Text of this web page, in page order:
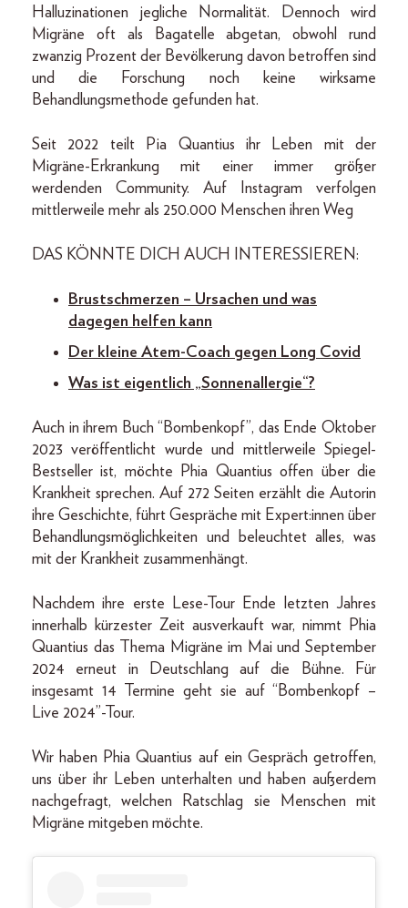
Halluzinationen jegliche Normalität. Dennoch wird
Migräne oft als Bagatelle abgetan, obwohl rund
zwanzig Prozent der Bevölkerung davon betroffen sind
und die Forschung noch keine wirksame
Behandlungsmethode gefunden hat.
Seit 2022 teilt Pia Quantius ihr Leben mit der
Migräne-Erkrankung mit einer immer größer
werdenden Community. Auf Instagram verfolgen
mittlerweile mehr als 250.000 Menschen ihren Weg
DAS KÖNNTE DICH AUCH INTERESSIEREN:
Brustschmerzen – Ursachen und was
dagegen helfen kann
Der kleine Atem-Coach gegen Long Covid
Was ist eigentlich „Sonnenallergie“?
Auch in ihrem Buch “Bombenkopf”, das Ende Oktober
2023 veröffentlicht wurde und mittlerweile Spiegel-
Bestseller ist, möchte Phia Quantius offen über die
Krankheit sprechen. Auf 272 Seiten erzählt die Autorin
ihre Geschichte, führt Gespräche mit Expert:innen über
Behandlungsmöglichkeiten und beleuchtet alles, was
mit der Krankheit zusammenhängt.
Nachdem ihre erste Lese-Tour Ende letzten Jahres
innerhalb kürzester Zeit ausverkauft war, nimmt Phia
Quantius das Thema Migräne im Mai und September
2024 erneut in Deutschlang auf die Bühne. Für
insgesamt 14 Termine geht sie auf “Bombenkopf –
Live 2024”-Tour.
Wir haben Phia Quantius auf ein Gespräch getroffen,
uns über ihr Leben unterhalten und haben außerdem
nachgefragt, welchen Ratschlag sie Menschen mit
Migräne mitgeben möchte.